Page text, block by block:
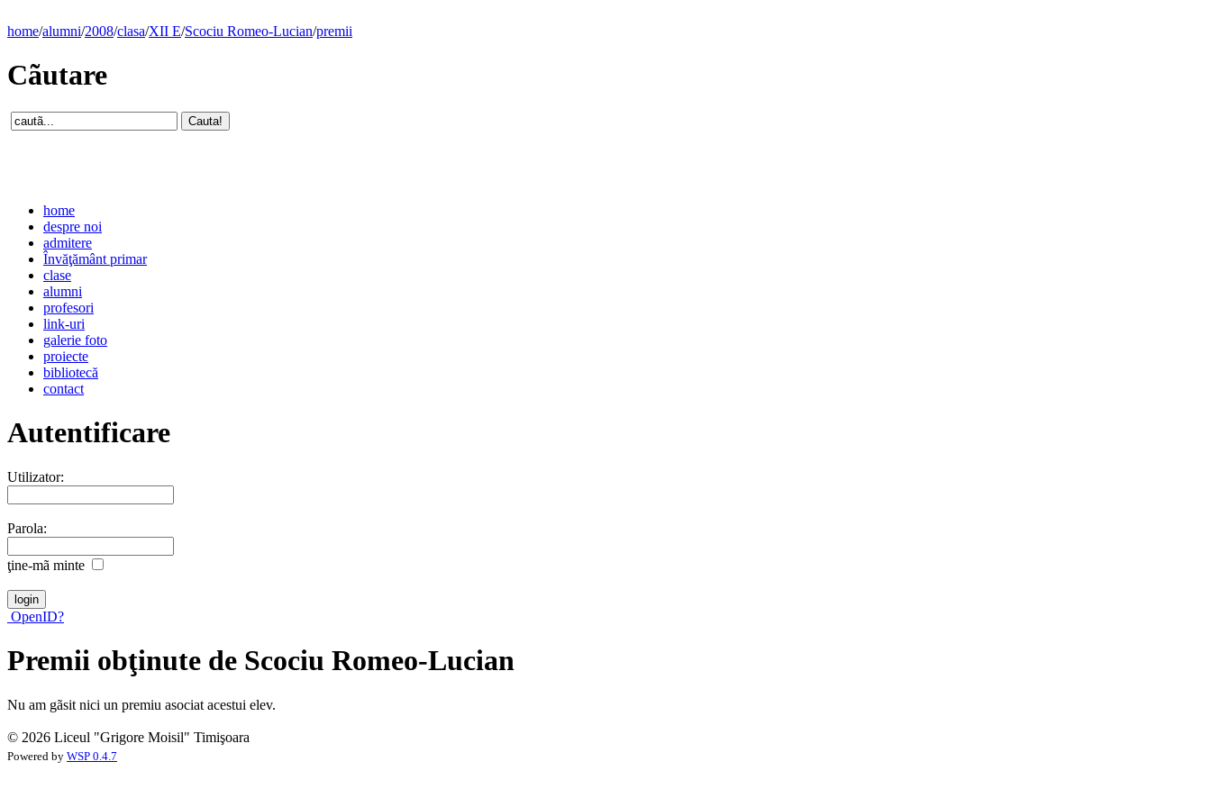
home/alumni/2008/clasa/XII E/Scociu Romeo-Lucian/premii
Cãutare
home
despre noi
admitere
Învăţământ primar
clase
alumni
profesori
link-uri
galerie foto
proiecte
bibliotecă
contact
Autentificare
Utilizator:
Parola:
ţine-mã minte
OpenID?
Premii obţinute de Scociu Romeo-Lucian
Nu am gãsit nici un premiu asociat acestui elev.
© 2026 Liceul "Grigore Moisil" Timişoara
Powered by WSP 0.4.7